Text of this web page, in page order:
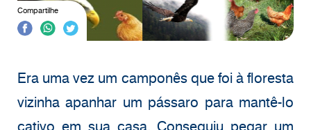
Compartilhe
Era uma vez um camponês que foi à floresta
vizinha apanhar um pássaro para mantê-lo
cativo em sua casa. Conseguiu pegar um